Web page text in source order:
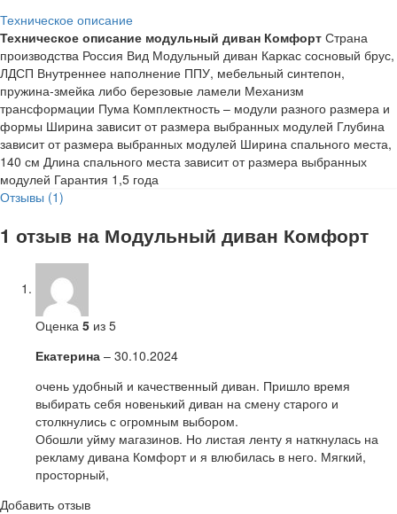
Техническое описание
Техническое описание модульный диван Комфорт Страна
производства Россия Вид Модульный диван Каркас сосновый брус,
ЛДСП Внутреннее наполнение ППУ, мебельный синтепон,
пружина-змейка либо березовые ламели Механизм
трансформации Пума Комплектность – модули разного размера и
формы Ширина зависит от размера выбранных модулей Глубина
зависит от размера выбранных модулей Ширина спального места,
140 см Длина спального места зависит от размера выбранных
модулей Гарантия 1,5 года
Отзывы (1)
1 отзыв на Модульный диван Комфорт
Оценка 5 из 5
Екатерина – 30.10.2024
очень удобный и качественный диван. Пришло время
выбирать себя новенький диван на смену старого и
столкнулись с огромным выбором.
Обошли уйму магазинов. Но листая ленту я наткнулась на
рекламу дивана Комфорт и я влюбилась в него. Мягкий,
просторный,
Добавить отзыв